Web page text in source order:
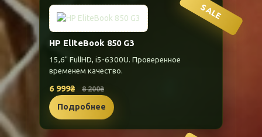
SALE
HP EliteBook 850 G3
15,6" FullHD, i5-6300U. Проверенное
временем качество.
6 999₴ 8 200₴
Подробнее